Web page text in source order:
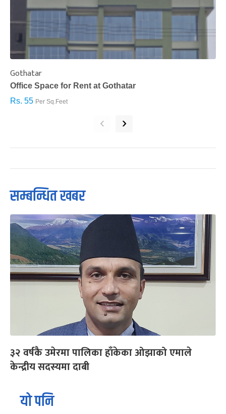
Gothatar
Office Space for Rent at Gothatar
Rs. 55 Per Sq.Feet
‹ ›
सम्बन्धित खबर
३२ वर्षकै उमेरमा पालिका हाँकेका ओझाको एमाले
केन्द्रीय सदस्यमा दाबी
यो पनि